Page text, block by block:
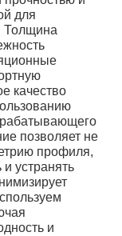
для
Толщина
качество
позволяет не
профиля,
устранять
и